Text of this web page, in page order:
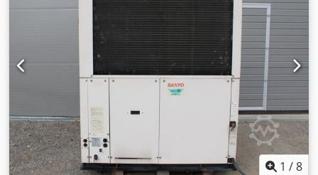
m²'ye kadar alanlar için 272,50 € 3,5 kW (BTU 12000) – 35
m²'ye kadar alanlar için 390,00 € Cjdswwrk Aopfx Aqqerf
3,5 kW (BTU 12000) – 35 m²'ye kadar alanlar için, WIFI'lı –
451,00 € Almanya içi kargo bedeli cihaz başına 25,00 €'dur.
Cihaz üreticisi: KALORIK Fiyatlara KDV dahildir.
1 /8